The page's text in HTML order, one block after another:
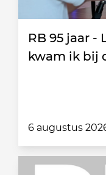
RB 95 jaar -
kwam ik bij
6 augustus